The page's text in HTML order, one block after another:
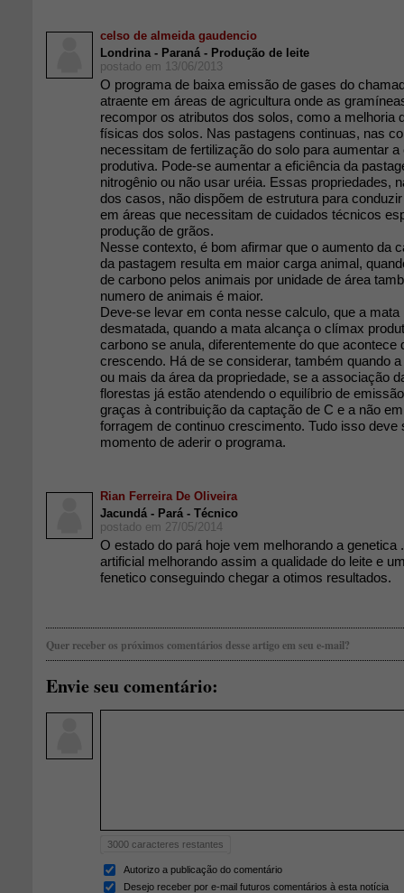
celso de almeida gaudencio
Londrina - Paraná - Produção de leite
postado em 13/06/2013
O programa de baixa emissão de gases do
atraente em áreas de agricultura onde as
recompor os atributos dos solos, como a melhoria
físicas dos solos. Nas pastagens continuas, nas
necessitam de fertilização do solo para aumentar a
produtiva. Pode-se aumentar a eficiência da
nitrogênio ou não usar uréia. Essas propriedades,
dos casos, não dispõem de estrutura para
em áreas que necessitam de cuidados técnicos
produção de grãos.
Nesse contexto, é bom afirmar que o aumento da
da pastagem resulta em maior carga animal,
de carbono pelos animais por unidade de área
numero de animais é maior.
Deve-se levar em conta nesse calculo, que a mata
desmatada, quando a mata alcança o clímax
carbono se anula, diferentemente do que acontece
crescendo. Há de se considerar, também quando
ou mais da área da propriedade, se a associação
florestas já estão atendendo o equilíbrio de
graças à contribuição da captação de C e a não
forragem de continuo crescimento. Tudo isso deve
momento de aderir o programa.
Rian Ferreira De Oliveira
Jacundá - Pará - Técnico
postado em 27/05/2014
O estado do pará hoje vem melhorando a
artificial melhorando assim a qualidade do leite e
fenetico conseguindo chegar a otimos resultados.
Quer receber os próximos comentários desse artigo em seu e-mail?
Envie seu comentário:
3000 caracteres restantes
Autorizo a publicação do comentário
Desejo receber por e-mail futuros comentários à esta notícia